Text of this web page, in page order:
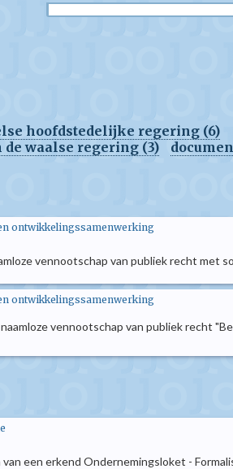
hoofdstedelijke regering (6)
de waalse regering (3)
ontwikkelingssamenwerking
vennootschap van publiek recht met
ontwikkelingssamenwerking
vennootschap van publiek recht
een erkend Ondernemingsloket -